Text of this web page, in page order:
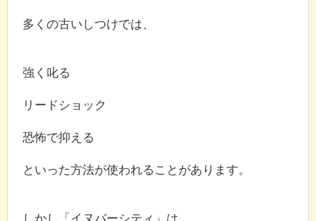
多くの古いしつけでは、
強く叱る
リードショック
恐怖で抑える
といった方法が使われることがあります。
しかし「イヌバーシティ」は、